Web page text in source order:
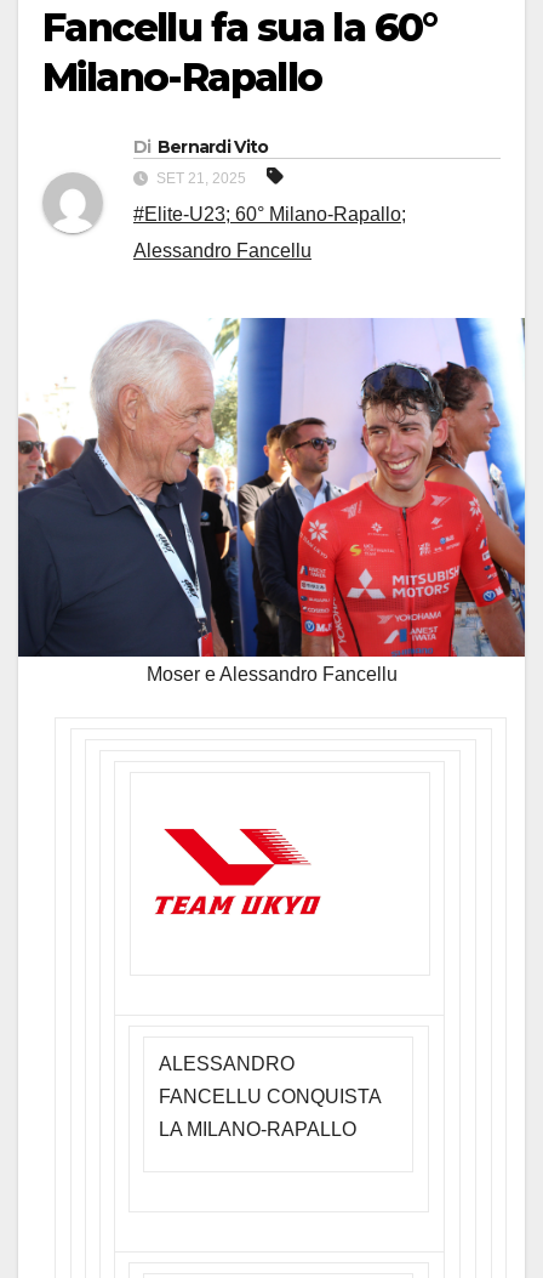
Fancellu fa sua la 60°
Milano-Rapallo
Di Bernardi Vito
SET 21, 2025
#Elite-U23; 60° Milano-Rapallo;
Alessandro Fancellu
Moser e Alessandro Fancellu
ALESSANDRO
FANCELLU CONQUISTA
LA MILANO-RAPALLO